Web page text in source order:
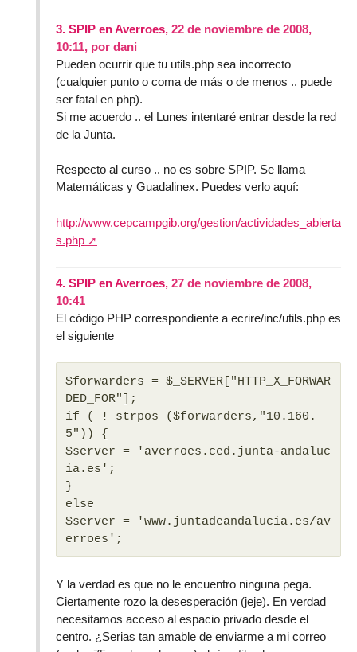
3. SPIP en Averroes, 22 de noviembre de 2008,
10:11, por dani
Pueden ocurrir que tu utils.php sea incorrecto
(cualquier punto o coma de más o de menos .. puede
ser fatal en php).
Si me acuerdo .. el Lunes intentaré entrar desde la red
de la Junta.
Respecto al curso .. no es sobre SPIP. Se llama
Matemáticas y Guadalinex. Puedes verlo aquí:
http://www.cepcampgib.org/gestion/actividades_abierta
s.php
4. SPIP en Averroes, 27 de noviembre de 2008,
10:41
El código PHP correspondiente a ecrire/inc/utils.php es
el siguiente
$forwarders = $_SERVER["HTTP_X_FORWAR
DED_FOR"];
if ( ! strpos ($forwarders,"10.160.
5")) {
$server = 'averroes.ced.junta-andaluc
ia.es';
}
else
$server = 'www.juntadeandalucia.es/av
erroes';
Y la verdad es que no le encuentro ninguna pega.
Ciertamente rozo la desesperación (jeje). En verdad
necesitamos acceso al espacio privado desde el
centro. ¿Serias tan amable de enviarme a mi correo